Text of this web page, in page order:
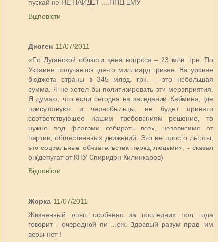
пускай не НЕ НАЙДЕТ ....ППЦ ЕМУ
Відповісти
Диоген 11/07/2011
«По Луганской области цена вопроса – 23 млн. грн. По
Украине получается где-то миллиард гривен. На уровне
бюджета страны в 345 млрд. грн. – это небольшая
сумма. Я не хотел бы политизировать эти мероприятия.
Я думаю, что если сегодня на заседании Кабмина, где
присутствуют и чернобыльцы, не будет принято
соответствующее нашим требованиям решение, то
нужно под флагами собирать всех, независимо от
партии, общественных движений. Это не просто льготы,
это социальные обязательства перед людьми», - сказал
он(депутат от КПУ Спиридон Килинкаров)
Відповісти
Жорка 11/07/2011
Жизненный опыт особенно за последних пол года
говорит - очередной пи ...еж. Здравый разум прав, им
веры-нет !